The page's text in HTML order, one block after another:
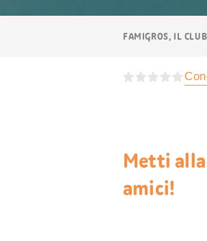
FAMIGROS, IL
Metti
amici!